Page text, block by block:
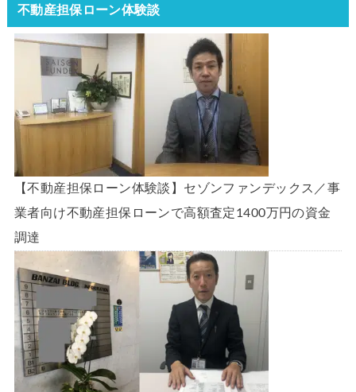
不動産担保ローン体験談
【不動産担保ローン体験談】セゾンファンデックス／事
業者向け不動産担保ローンで高額査定1400万円の資金
調達